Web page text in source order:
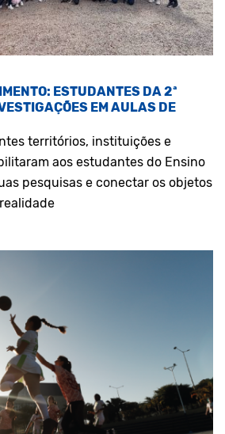
ESTUDANTES DA 2ª
EM AULAS DE
territórios, instituições e
aos estudantes do Ensino
pesquisas e conectar os objetos